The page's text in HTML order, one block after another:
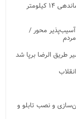
چالوس آماده جهشی تازه در مسیر توسعه/ از ساماندهی ۱۴ کیلومتر
آسیب‌پذیر محور /
و نصب تابلو و